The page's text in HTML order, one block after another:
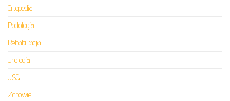
Ortopedia
Podologia
Rehabilitacja
Urologia
USG
Zdrowie